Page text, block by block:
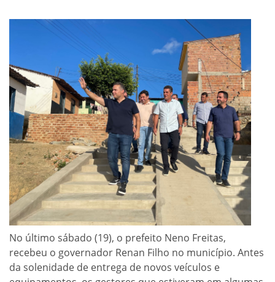
No último sábado (19), o prefeito Neno Freitas,
recebeu o governador Renan Filho no município. Antes
da solenidade de entrega de novos veículos e